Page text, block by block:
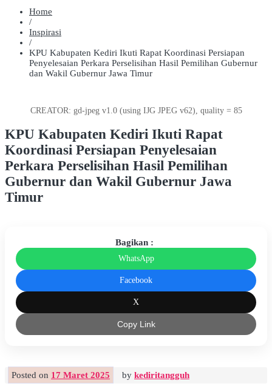
Home
/
Inspirasi
/
KPU Kabupaten Kediri Ikuti Rapat Koordinasi Persiapan
Penyelesaian Perkara Perselisihan Hasil Pemilihan Gubernur
dan Wakil Gubernur Jawa Timur
CREATOR: gd-jpeg v1.0 (using IJG JPEG v62), quality = 85
KPU Kabupaten Kediri Ikuti Rapat
Koordinasi Persiapan Penyelesaian
Perkara Perselisihan Hasil Pemilihan
Gubernur dan Wakil Gubernur Jawa
Timur
Bagikan :
WhatsApp
Facebook
X
Copy Link
Posted on 17 Maret 2025 by kediritangguh